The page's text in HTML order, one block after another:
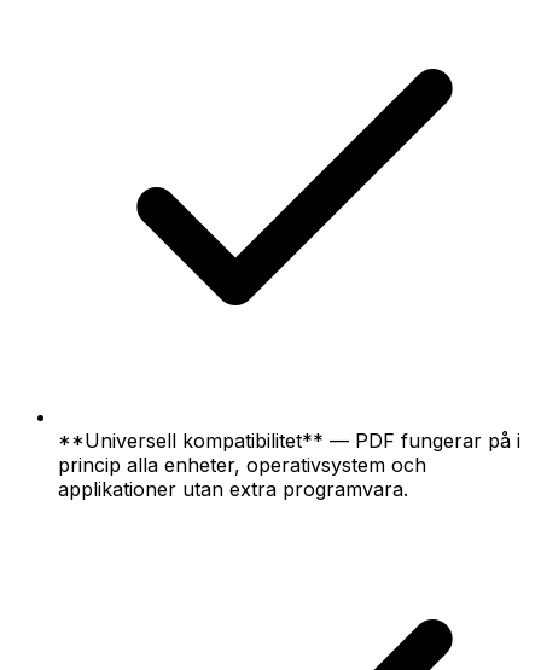
**Universell kompatibilitet** — PDF fungerar på i
princip alla enheter, operativsystem och
applikationer utan extra programvara.